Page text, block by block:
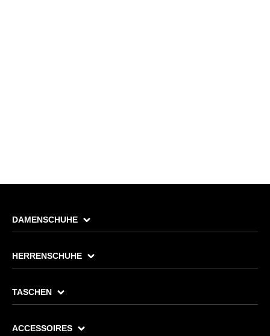
DAMENSCHUHE
HERRENSCHUHE
TASCHEN
ACCESSOIRES